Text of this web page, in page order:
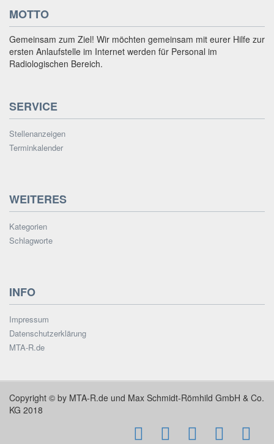
MOTTO
Gemeinsam zum Ziel! Wir möchten gemeinsam mit eurer Hilfe zur
ersten Anlaufstelle im Internet werden für Personal im
Radiologischen Bereich.
SERVICE
Stellenanzeigen
Terminkalender
WEITERES
Kategorien
Schlagworte
INFO
Impressum
Datenschutzerklärung
MTA-R.de
Copyright © by MTA-R.de und Max Schmidt-Römhild GmbH & Co.
KG 2018